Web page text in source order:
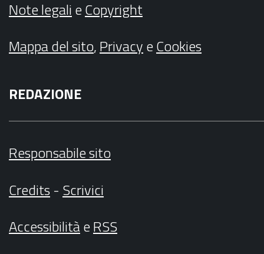
Note legalieCopyright
Mappa del sito,PrivacyeCookies
REDAZIONE
Responsabile sito
Credits- Scrivici
AccessibilitàeRSS